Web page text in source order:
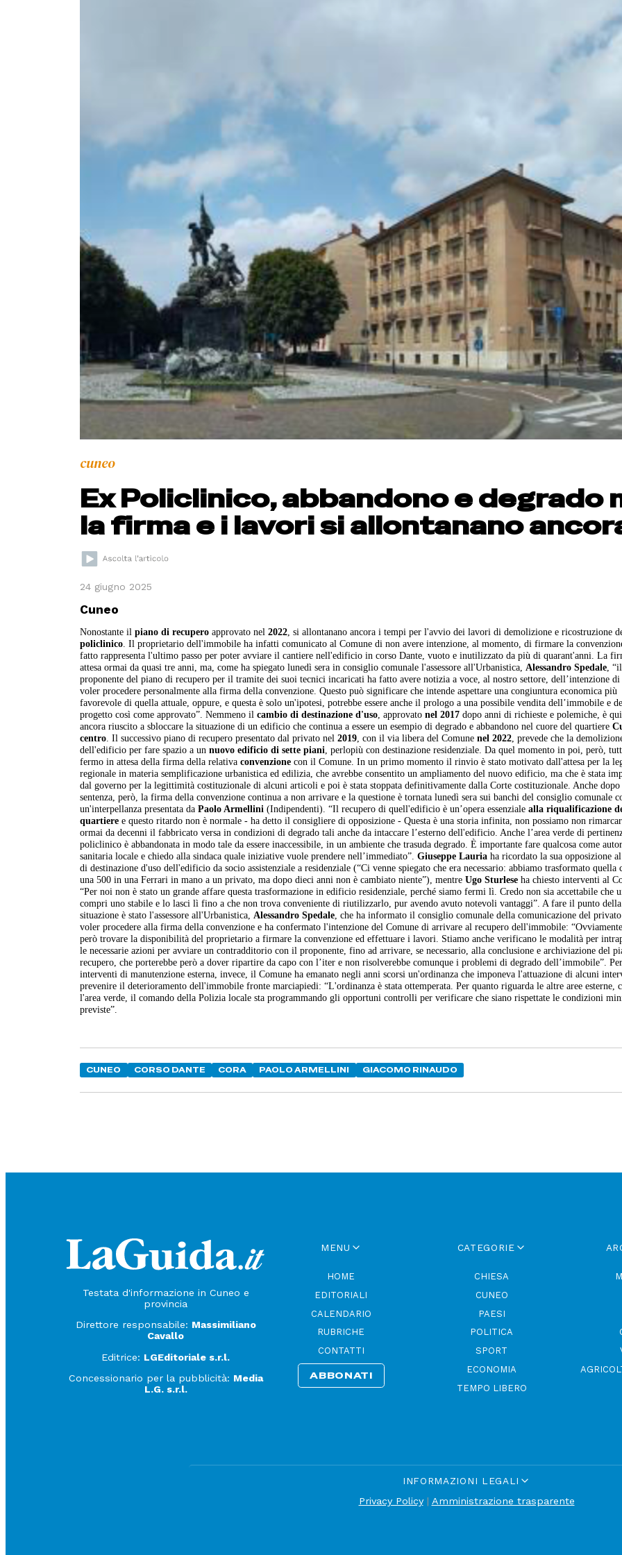
cuneo
Ex Policlinico, abbandono e degrado
la firma e i lavori si allontanano
24 giugno 2025
Cuneo
Nonostante ilpiano di recupero approvato nel2022 , si allontanano ancora i tempi per l'avvio dei lavori di demolizione e ricostruzione
policlinico . Il proprietario dell'immobile ha infatti comunicato al Comune di non avere intenzione, al momento, di firmare la
fatto rappresenta l'ultimo passo per poter avviare il cantiere nell'edificio in corso Dante, vuoto e inutilizzato da più di quarant'anni. La
attesa ormai da quasi tre anni, ma, come ha spiegato lunedì sera in consiglio comunale l'assessore all'Urbanistica, Alessandro Spedale , “il
proponente del piano di recupero per il tramite dei suoi tecnici incaricati ha fatto avere notizia a voce, al nostro settore, dell’intenzione di
voler procedere personalmente alla firma della convenzione. Questo può significare che intende aspettare una congiuntura economica più
favorevole di quella attuale, oppure, e questa è solo un'ipotesi, potrebbe essere anche il prologo a una possibile vendita dell’immobile e
progetto così come approvato”. Nemmeno ilcambio di destinazione d'uso , approvatonel 2017 dopo anni di richieste e polemiche, è
ancora riuscito a sbloccare la situazione di un edificio che continua a essere un esempio di degrado e abbandono nel cuore del quartiere
centro . Il successivo piano di recupero presentato dal privato nel2019 , con il via libera del Comunenel 2022 , prevede che la
dell'edificio per fare spazio a unnuovo edificio di sette piani , perlopiù con destinazione residenziale. Da quel momento in poi, però,
fermo in attesa della firma della relativaconvenzione con il Comune. In un primo momento il rinvio è stato motivato dall'attesa per la
regionale in materia semplificazione urbanistica ed edilizia, che avrebbe consentito un ampliamento del nuovo edificio, ma che è stata
dal governo per la legittimità costituzionale di alcuni articoli e poi è stata stoppata definitivamente dalla Corte costituzionale. Anche
sentenza, però, la firma della convenzione continua a non arrivare e la questione è tornata lunedì sera sui banchi del consiglio comunale
un'interpellanza presentata daPaolo Armellini (Indipendenti). “Il recupero di quell'edificio è un’opera essenzialealla riqualificazione
quartiere e questo ritardo non è normale - ha detto il consigliere di opposizione - Questa è una storia infinita, non possiamo non
ormai da decenni il fabbricato versa in condizioni di degrado tali anche da intaccare l’esterno dell'edificio. Anche l’area verde di
policlinico è abbandonata in modo tale da essere inaccessibile, in un ambiente che trasuda degrado. È importante fare qualcosa come
sanitaria locale e chiedo alla sindaca quale iniziative vuole prendere nell’immediato”.Giuseppe Lauria ha ricordato la sua opposizione
di destinazione d'uso dell'edificio da socio assistenziale a residenziale (“Ci venne spiegato che era necessario: abbiamo trasformato quella
una 500 in una Ferrari in mano a un privato, ma dopo dieci anni non è cambiato niente”), mentreUgo Sturleseha chiesto interventi al
“Per noi non è stato un grande affare questa trasformazione in edificio residenziale, perché siamo fermi lì. Credo non sia accettabile che
compri uno stabile e lo lasci lì fino a che non trova conveniente di riutilizzarlo, pur avendo avuto notevoli vantaggi”. A fare il punto della
situazione è stato l'assessore all'Urbanistica, Alessandro Spedale , che ha informato il consiglio comunale della comunicazione del
voler procedere alla firma della convenzione e ha confermato l'intenzione del Comune di arrivare al recupero dell'immobile:
però trovare la disponibilità del proprietario a firmare la convenzione ed effettuare i lavori. Stiamo anche verificano le modalità per
le necessarie azioni per avviare un contradditorio con il proponente, fino ad arrivare, se necessario, alla conclusione e archiviazione del
recupero, che porterebbe però a dover ripartire da capo con l’iter e non risolverebbe comunque i problemi di degrado dell’immobile”.
interventi di manutenzione esterna, invece, il Comune ha emanato negli anni scorsi un'ordinanza che imponeva l'attuazione di alcuni
prevenire il deterioramento dell'immobile fronte marciapiedi: “L'ordinanza è stata ottemperata. Per quanto riguarda le altre aree esterne,
l'area verde, il comando della Polizia locale sta programmando gli opportuni controlli per verificare che siano rispettate le condizioni
previste”.
CUNEO CORSO DANTE CORA PAOLO ARMELLINI GIACOMO RINAUDO
Testata d'informazione in Cuneo e
provincia
Direttore responsabile: Massimiliano
Cavallo
Editrice: LGEditoriale s.r.l.
Concessionario per la pubblicità: Media
L.G. s.r.l.
MENU
HOME
EDITORIALI
CALENDARIO
RUBRICHE
CONTATTI
ABBONATI
CATEGORIE
CHIESA
CUNEO
PAESI
POLITICA
SPORT
ECONOMIA
TEMPO LIBERO
INFORMAZIONI LEGALI
Privacy Policy| Amministrazione trasparente